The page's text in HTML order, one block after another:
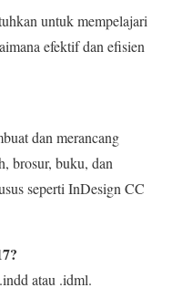
untuk mempelajari
efektif dan efisien
dan merancang
brosur, buku, dan
seperti InDesign CC
atau .idml.